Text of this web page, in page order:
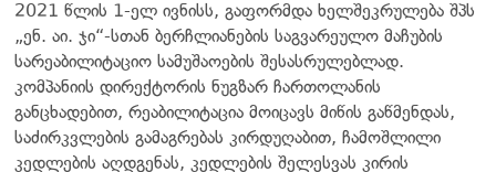
2021 წლის 1-ელ ივნისს, გაფორმდა ხელშეკრულება შპს
„ენ. აი. ჯი“-სთან ბერჩლიანების საგვარეულო მაჩუბის
სარეაბილიტაციო სამუშაოების შესასრულებლად.
კომპანიის დირექტორის ნუგზარ ჩართოლანის
განცხადებით, რეაბილიტაცია მოიცავს მიწის გაწმენდას,
საძირკვლების გამაგრებას კირდუღაბით, ჩამოშლილი
კედლების აღდგენას, კედლების შელესვას კირის